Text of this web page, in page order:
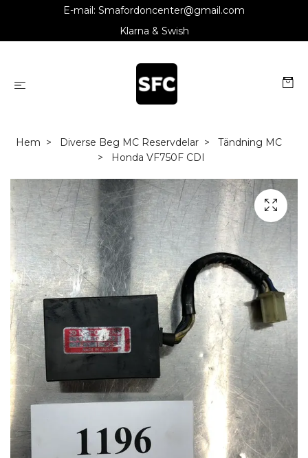
E-mail: Smafordoncenter@gmail.com
Klarna & Swish
Hem Diverse Beg MC Reservdelar
Tändning MC
Honda VF750F CDI